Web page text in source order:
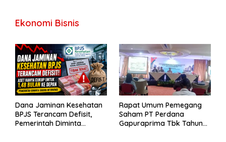
Ekonomi Bisnis
Dana Jaminan Kesehatan
BPJS Terancam Defisit,
Pemerintah Diminta
Rapat Umum Pemegang
Saham PT Perdana
Gapuraprima Tbk Tahun